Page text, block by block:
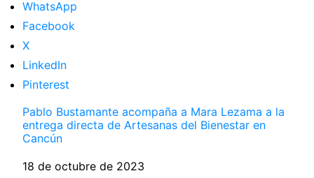
WhatsApp
Facebook
X
LinkedIn
Pinterest
Pablo Bustamante acompaña a Mara Lezama a la
entrega directa de Artesanas del Bienestar en
Cancún
Fecha
18 de octubre de 2023